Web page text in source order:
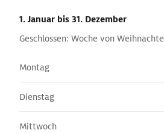
1. Januar bis 31. Dezember
Geschlossen: Woche von
Montag
Dienstag
Mittwoch